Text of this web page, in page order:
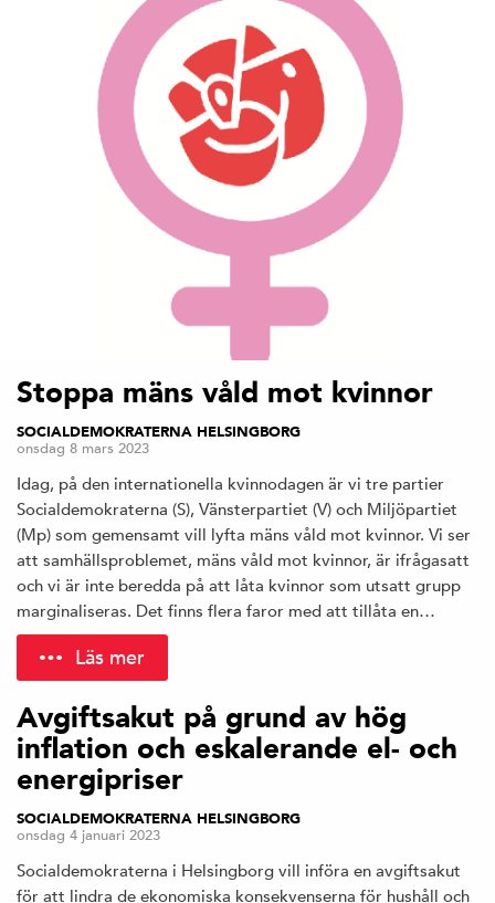
Stoppa mäns våld mot kvinnor
SOCIALDEMOKRATERNA HELSINGBORG
onsdag 8 mars 2023
Idag, på den internationella kvinnodagen är vi tre partier
Socialdemokraterna (S), Vänsterpartiet (V) och Miljöpartiet
(Mp) som gemensamt vill lyfta mäns våld mot kvinnor. Vi ser
att samhällsproblemet, mäns våld mot kvinnor, är ifrågasatt
och vi är inte beredda på att låta kvinnor som utsatt grupp
marginaliseras. Det finns flera faror med att tillåta en…
Läs mer
Avgiftsakut på grund av hög
inflation och eskalerande el- och
energipriser
SOCIALDEMOKRATERNA HELSINGBORG
onsdag 4 januari 2023
Socialdemokraterna i Helsingborg vill införa en avgiftsakut
för att lindra de ekonomiska konsekvenserna för hushåll och